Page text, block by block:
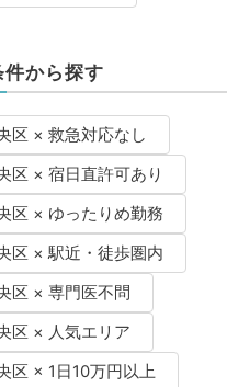
件から探す
区 × 救急対応なし
区 × 宿日直許可あり
区 × ゆったりめ勤務
区 × 駅近・徒歩圏内
区 × 専門医不問
区 × 人気エリア
区 × 1日10万円以上